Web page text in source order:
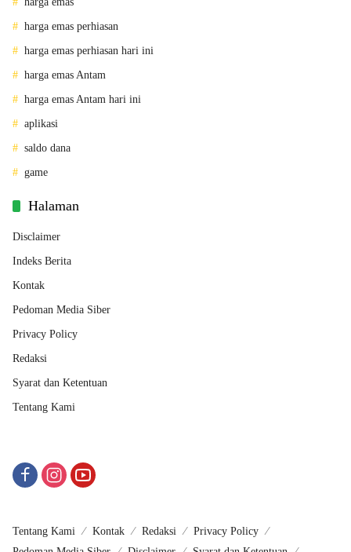
harga emas perhiasan
harga emas perhiasan hari ini
harga emas Antam
harga emas Antam hari ini
aplikasi
saldo dana
game
Halaman
Disclaimer
Indeks Berita
Kontak
Pedoman Media Siber
Privacy Policy
Redaksi
Syarat dan Ketentuan
Tentang Kami
Tentang Kami Kontak Redaksi
Privacy Policy